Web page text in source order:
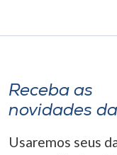
Receba as
novidades
Usaremos seus